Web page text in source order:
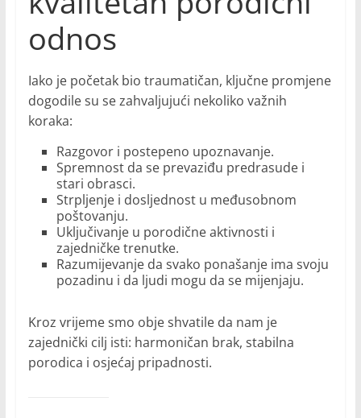
odnos
Iako je početak bio traumatičan, ključne promjene
dogodile su se zahvaljujući nekoliko važnih
koraka:
Razgovor i postepeno upoznavanje.
Spremnost da se prevaziđu predrasude i
stari obrasci.
Strpljenje i dosljednost u međusobnom
poštovanju.
Uključivanje u porodične aktivnosti i
zajedničke trenutke.
Razumijevanje da svako ponašanje ima svoju
pozadinu i da ljudi mogu da se mijenjaju.
Kroz vrijeme smo obje shvatile da nam je
zajednički cilj isti: harmoničan brak, stabilna
porodica i osjećaj pripadnosti.